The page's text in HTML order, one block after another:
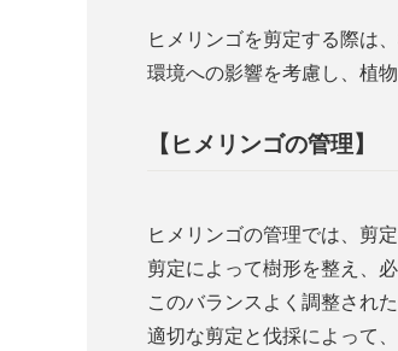
ヒメリンゴを剪定する際は
環境への影響を考慮し、植
【ヒメリンゴの管理】
ヒメリンゴの管理では、剪
剪定によって樹形を整え、
このバランスよく調整され
適切な剪定と伐採によって